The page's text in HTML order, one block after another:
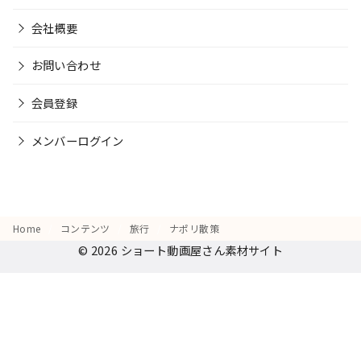
会社概要
お問い合わせ
会員登録
メンバーログイン
Home コンテンツ 旅行 ナポリ散策
© 2026 ショート動画屋さん素材サイト